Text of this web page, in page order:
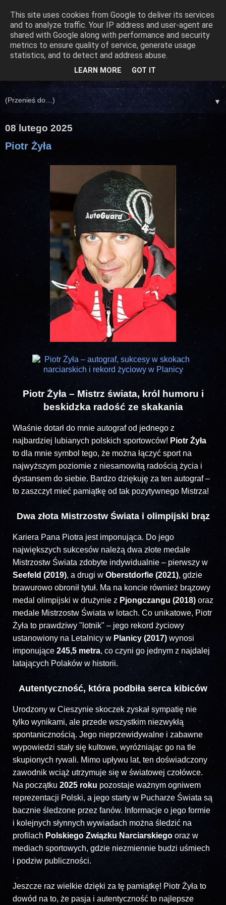
▼
08 lutego 2025
Piotr Żyła
Piotr Żyła – Mistrz świata, król humoru i
beskidzka radość ze skakania
Właśnie dotarł do mnie autograf od jednego z
najbardziej lubianych polskich sportowców! Piotr Żyła
to dla mnie symbol tego, że można łączyć sport na
najwyższym poziomie z niesamowitą radością życia i
dystansem do siebie. Bardzo dziękuję za ten autograf –
to zaszczyt mieć pamiątkę od tak pozytywnego Mistrza!
Dwa złota Mistrzostw Świata i olimpijski brąz
Kariera Pana Piotra jest imponująca. Do jego
największych sukcesów należą dwa złote medale
Mistrzostw Świata zdobyte indywidualnie – pierwszy w
Seefeld (2019), a drugi w Oberstdorfie (2021), gdzie
brawurowo obronił tytuł. Ma na koncie również brązowy
medal olimpijski w drużynie z Pjongczangu (2018) oraz
medale Mistrzostw Świata w lotach. Co unikatowe, Piotr
Żyła to prawdziwy "lotnik" – jego rekord życiowy
ustanowiony na Letalnicy wPlanicy (2017)wynosi
imponujące 245,5 metra, co czyni go jednym z najdalej
latających Polaków w historii.
Autentyczność, która podbiła serca kibiców
Urodzony w Cieszynie skoczek zyskał sympatię nie
tylko wynikami, ale przede wszystkim niezwykłą
spontanicznością. Jego nieprzewidywalne i zabawne
wypowiedzi stały się kultowe, wyróżniając go na tle
skupionych rywali. Mimo upływu lat, ten doświadczony
zawodnik wciąż utrzymuje się w światowej czołówce.
Na początku 2025 roku pozostaje ważnym ogniwem
reprezentacji Polski, a jego starty w Pucharze Świata są
bacznie śledzone przez fanów. Informacje o jego formie
i kolejnych słynnych wywiadach można śledzić na
profilach Polskiego Związku Narciarskiegooraz w
mediach sportowych, gdzie niezmiennie budzi uśmiech
i podziw publiczności.
Jeszcze raz wielkie dzięki za tę pamiątkę! Piotr Żyła to
dowód na to, że pasja i autentyczność to najlepsze
This site uses cookies from Google to deliver its services
and to analyze traffic. Your IP address and user-agent are
shared with Google along with performance and security
metrics to ensure quality of service, generate usage
statistics, and to detect and address abuse.
LEARN MORE GOT IT